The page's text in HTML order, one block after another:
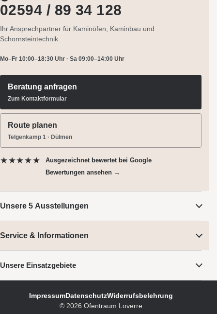
02594 / 89 34 128
Ihr Ansprechpartner für Kaminöfen, Kaminbau und
Schornsteintechnik.
Mo–Fr 10:00–18:30 Uhr · Sa 09:00–14:00 Uhr
Beratung anfragen
Zum Kontaktformular
Route planen
Telgenkamp 1 · Dülmen
★★★★★ Ausgezeichnet bewertetbei Google
Bewertungen ansehen →
Unsere 5 Ausstellungen
Service & Informationen
Unsere Einsatzgebiete
© 2026 Ofentraum Loverre
ImpressumDatenschutzWiderrufsbelehrung